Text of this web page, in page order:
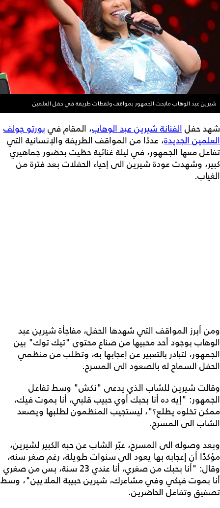
شيرين عبد الوهاب مازحت الجمهور بمواقف ولقطات طريفة في حفل العلمين
شهد حفلالفنانة شيرين عبد الوهاب، المقام في بورتو جولف
العلمين الجديدة، عددًا من المواقف الطريفة والإنسانية التي
تفاعل معها الجمهور، في ليلة غنائية حظيت بحضور جماهيري
كبير، وشهدت عودة شيرين الى إحياء الحفلات بعد فترة من
الغياب.
ومن أبرز المواقف التي شهدها الحفل، مفاجأة شيرين عبد
الوهاب بوجود أحد محبيها من صناع محتوى "تيك توك" بين
الجمهور، لتبادر بالتعبير عن إعجابها به، وتطلب من منظمي
الحفل السماح له بالصعود الى المسرح.
وقالت شيرين للشاب الذي يدعى "نكش" وسط تفاعل
الجمهور: "إيه ده أنا بحبك أوي حبيب قلبي، أنا بموت فيك،
ممكن تخلوه يطلع؟"، ليستجيب المنظمون لطلبها ويصعد
الشاب الى المسرح.
وبعد وصوله الى المسرح، عبّر الشاب عن حبه الكبير لشيرين،
مؤكدًا أن إعجابه بها يعود الى سنوات طويلة، رغم صغر سنه،
وقال: "أنا بحبك من صغري، أنا عندي 23 سنة، بس من صغري
أنا بموت فيكي وفي مشاعرك، شيرين حبيبة الملايين"، وسط
تصفيق وتفاعل الحاضرين.